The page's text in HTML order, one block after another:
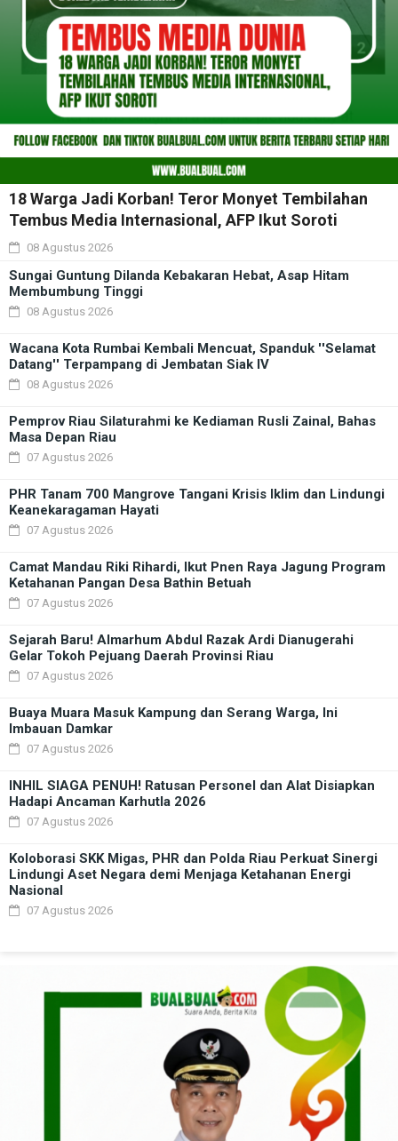
18 Warga Jadi Korban! Teror Monyet Tembilahan
Tembus Media Internasional, AFP Ikut Soroti
08 Agustus 2026
Sungai Guntung Dilanda Kebakaran Hebat, Asap Hitam
Membumbung Tinggi
08 Agustus 2026
Wacana Kota Rumbai Kembali Mencuat, Spanduk ''Selamat
Datang'' Terpampang di Jembatan Siak IV
08 Agustus 2026
Pemprov Riau Silaturahmi ke Kediaman Rusli Zainal, Bahas
Masa Depan Riau
07 Agustus 2026
PHR Tanam 700 Mangrove Tangani Krisis Iklim dan Lindungi
Keanekaragaman Hayati
07 Agustus 2026
Camat Mandau Riki Rihardi, Ikut Pnen Raya Jagung Program
Ketahanan Pangan Desa Bathin Betuah
07 Agustus 2026
Sejarah Baru! Almarhum Abdul Razak Ardi Dianugerahi
Gelar Tokoh Pejuang Daerah Provinsi Riau
07 Agustus 2026
Buaya Muara Masuk Kampung dan Serang Warga, Ini
Imbauan Damkar
07 Agustus 2026
INHIL SIAGA PENUH! Ratusan Personel dan Alat Disiapkan
Hadapi Ancaman Karhutla 2026
07 Agustus 2026
Koloborasi SKK Migas, PHR dan Polda Riau Perkuat Sinergi
Lindungi Aset Negara demi Menjaga Ketahanan Energi
Nasional
07 Agustus 2026